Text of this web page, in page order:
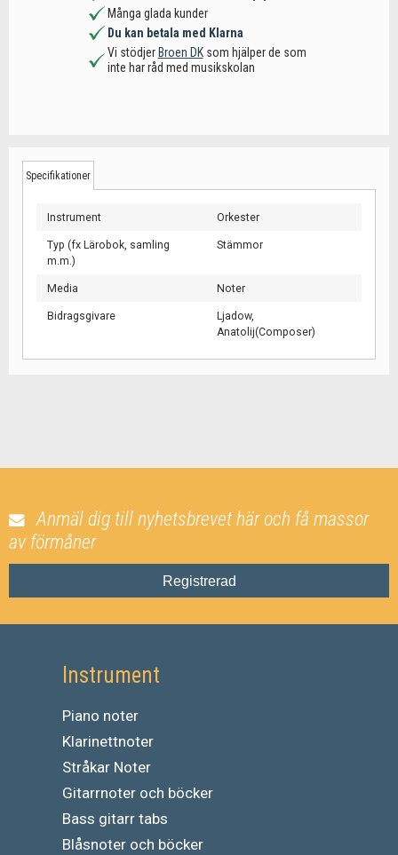
Många glada kunder
Du kan betala med Klarna
Vi stödjerBroen DKsom hjälper de som
inte har råd med musikskolan
Specifikationer
Instrument Orkester
Typ (fx Lärobok, samling
m.m.)
Stämmor
Media Noter
Bidragsgivare
Ljadow,
Anatolij(Composer)
Anmäl dig till nyhetsbrevet här och få massor
av förmåner
Registrerad
Instrument
Piano noter
Klarinettnoter
Stråkar Noter
Gitarrnoter och böcker
Bass gitarr tabs
Blåsnoter och böcker